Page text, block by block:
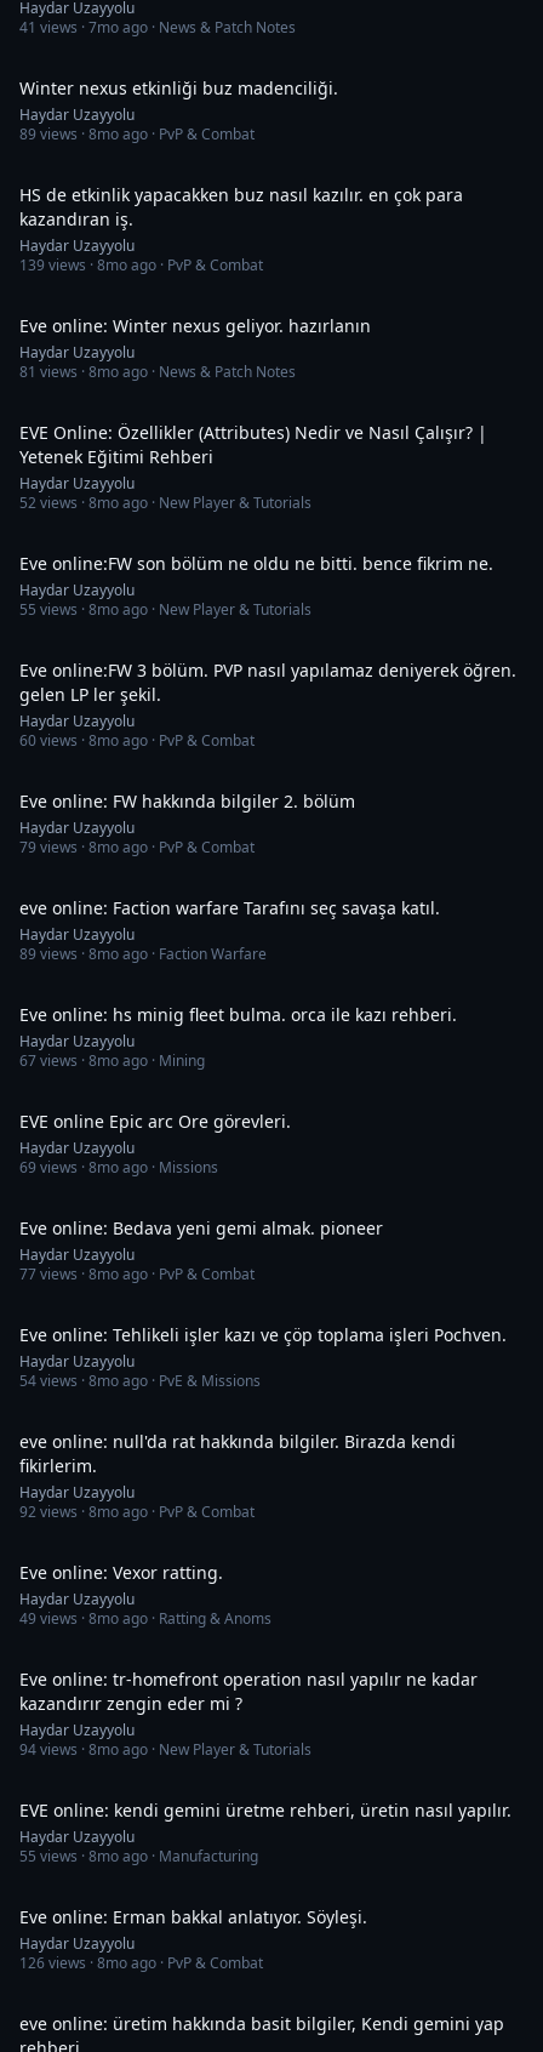
Haydar Uzayyolu
41 views ·7mo ago · News & Patch Notes
Winter nexus etkinliği buz madenciliği.
Haydar Uzayyolu
89views ·8mo ago · PvP & Combat
HS de etkinlik yapacakken buz nasıl kazılır. en çok para
kazandıran iş.
Haydar Uzayyolu
139views ·8mo ago · PvP & Combat
Eve online: Winter nexus geliyor. hazırlanın
Haydar Uzayyolu
81 views ·8mo ago · News & Patch Notes
EVE Online: Özellikler (Attributes) Nedir ve Nasıl Çalışır? |
Yetenek Eğitimi Rehberi
Haydar Uzayyolu
52views ·8mo ago · New Player & Tutorials
Eve online:FW son bölüm ne oldu ne bitti. bence fikrim ne.
Haydar Uzayyolu
55 views ·8mo ago · New Player & Tutorials
Eve online:FW 3 bölüm. PVP nasıl yapılamaz deniyerek öğren.
gelen LP ler şekil.
Haydar Uzayyolu
60views ·8mo ago · PvP & Combat
Eve online: FW hakkında bilgiler 2. bölüm
Haydar Uzayyolu
79views ·8mo ago · PvP & Combat
eve online: Faction warfare Tarafını seç savaşa katıl.
Haydar Uzayyolu
89views ·8mo ago · Faction Warfare
Eve online: hs minig fleet bulma. orca ile kazı rehberi.
Haydar Uzayyolu
67views ·8mo ago · Mining
EVE online Epic arc Ore görevleri.
Haydar Uzayyolu
69views ·8mo ago · Missions
Eve online: Bedava yeni gemi almak. pioneer
Haydar Uzayyolu
77views ·8mo ago · PvP & Combat
Eve online: Tehlikeli işler kazı ve çöp toplama işleri Pochven.
Haydar Uzayyolu
54views ·8mo ago · PvE & Missions
eve online: null'da rat hakkında bilgiler. Birazda kendi
fikirlerim.
Haydar Uzayyolu
92views ·8mo ago · PvP & Combat
Eve online: Vexor ratting.
Haydar Uzayyolu
49views ·8mo ago · Ratting & Anoms
Eve online: tr-homefront operation nasıl yapılır ne kadar
kazandırır zengin eder mi ?
Haydar Uzayyolu
94views ·8mo ago · New Player & Tutorials
EVE online: kendi gemini üretme rehberi, üretin nasıl yapılır.
Haydar Uzayyolu
55 views ·8mo ago · Manufacturing
Eve online: Erman bakkal anlatıyor. Söyleşi.
Haydar Uzayyolu
126views ·8mo ago · PvP & Combat
eve online: üretim hakkında basit bilgiler, Kendi gemini yap